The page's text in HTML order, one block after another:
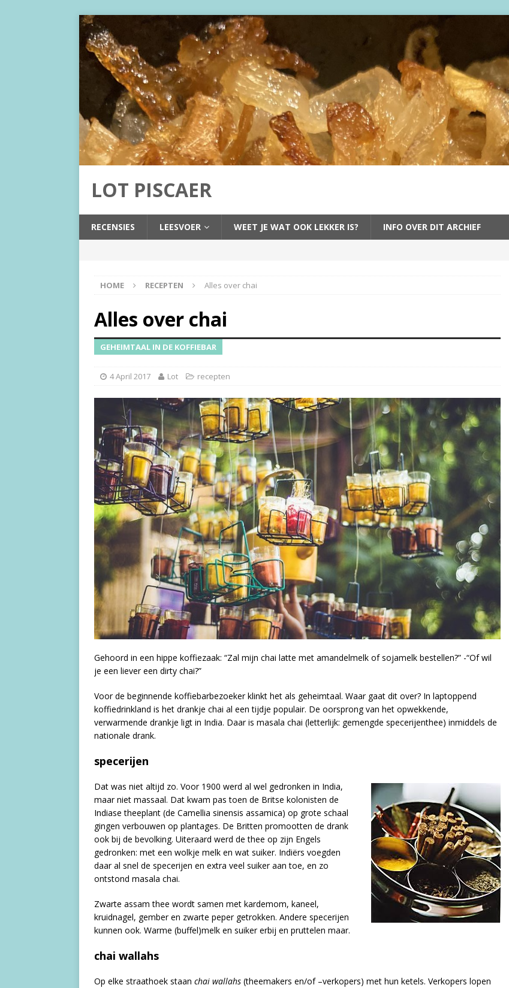
LOT PISCAER
RECENSIES LEESVOER WEET JE WAT OOK LEKKER IS? INFO OVER DIT ARCHIEF
HOME RECEPTEN Alles over chai
Alles over chai
GEHEIMTAAL IN DE KOFFIEBAR
4 April 2017 Lot recepten
Gehoord in een hippe koffiezaak: “Zal mijn chai latte met amandelmelk of sojamelk bestellen?” -“Of wil
je een liever een dirty chai?”
Voor de beginnende koffiebarbezoeker klinkt het als geheimtaal. Waar gaat dit over? In laptoppend
koffiedrinkland is het drankje chai al een tijdje populair. De oorsprong van het opwekkende,
verwarmende drankje ligt in India. Daar is masala chai (letterlijk: gemengde specerijenthee) inmiddels de
nationale drank.
specerijen
Dat was niet altijd zo. Voor 1900 werd al wel gedronken in India,
maar niet massaal. Dat kwam pas toen de Britse kolonisten de
Indiase theeplant (de Camellia sinensis assamica) op grote schaal
gingen verbouwen op plantages. De Britten promootten de drank
ook bij de bevolking. Uiteraard werd de thee op zijn Engels
gedronken: met een wolkje melk en wat suiker. Indiërs voegden
daar al snel de specerijen en extra veel suiker aan toe, en zo
ontstond masala chai.
Zwarte assam thee wordt samen met kardemom, kaneel,
kruidnagel, gember en zwarte peper getrokken. Andere specerijen
kunnen ook. Warme (buffel)melk en suiker erbij en pruttelen maar.
chai wallahs
Op elke straathoek staan chai wallahs (theemakers en/of –verkopers) met hun ketels. Verkopers lopen